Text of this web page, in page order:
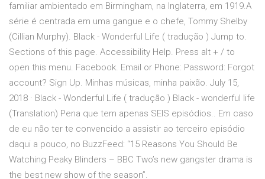
familiar ambientado em Birmingham, na Inglaterra, em 1919.A
série é centrada em uma gangue e o chefe, Tommy Shelby
(Cillian Murphy). Black - Wonderful Life ( tradução ) Jump to.
Sections of this page. Accessibility Help. Press alt + / to
open this menu. Facebook. Email or Phone: Password: Forgot
account? Sign Up. Minhas músicas, minha paixão. July 15,
2018 · Black - Wonderful Life ( tradução ) Black - wonderful life
(Translation) Pena que tem apenas SEIS episódios.. Em caso
de eu não ter te convencido a assistir ao terceiro episódio
daqui a pouco, no BuzzFeed: “15 Reasons You Should Be
Watching Peaky Blinders – BBC Two’s new gangster drama is
the best new show of the season”.